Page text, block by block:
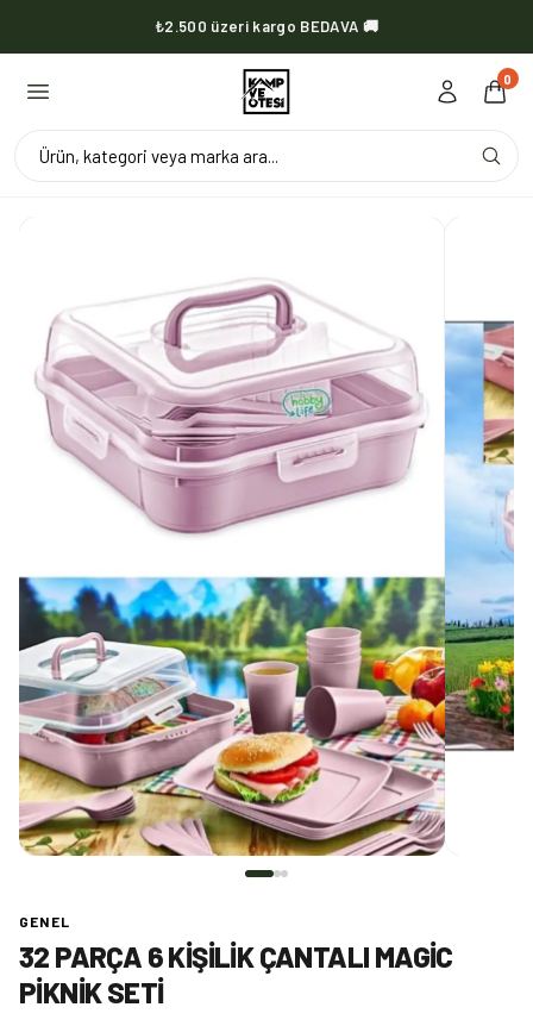
₺2.500 üzeri kargo BEDAVA 🚚
KVOX ürünlerinde kargo her zaman bedava 🔥
0
Ürün, kategori veya marka ara...
GENEL
32 PARÇA 6 KIŞILIK ÇANTALI MAGIC
PIKNIK SETI